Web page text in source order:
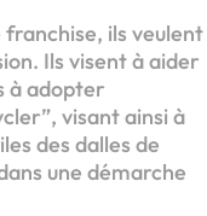
franchise, ils veulent
Ils visent à aider
à adopter
visant ainsi à
des dalles de
une démarche